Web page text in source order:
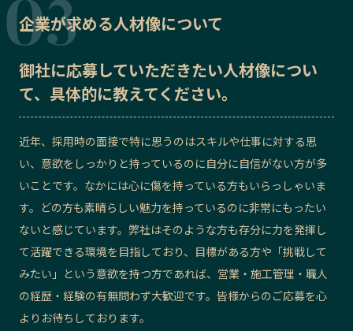
企業が求める人材像について
御社に応募していただきたい人材像につい
て、具体的に教えてください。
近年、採用時の面接で特に思うのはスキルや仕事に対する思
い、意欲をしっかりと持っているのに自分に自信がない方が多
いことです。なかには心に傷を持っている方もいらっしゃいま
す。どの方も素晴らしい魅力を持っているのに非常にもったい
ないと感じています。弊社はそのような方も存分に力を発揮し
て活躍できる環境を目指しており、目標がある方や「挑戦して
みたい」という意欲を持つ方であれば、営業・施工管理・職人
の経歴・経験の有無問わず大歓迎です。皆様からのご応募を心
よりお待ちしております。